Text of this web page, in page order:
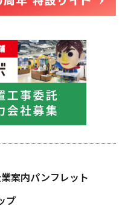
案内パンフレット
プ